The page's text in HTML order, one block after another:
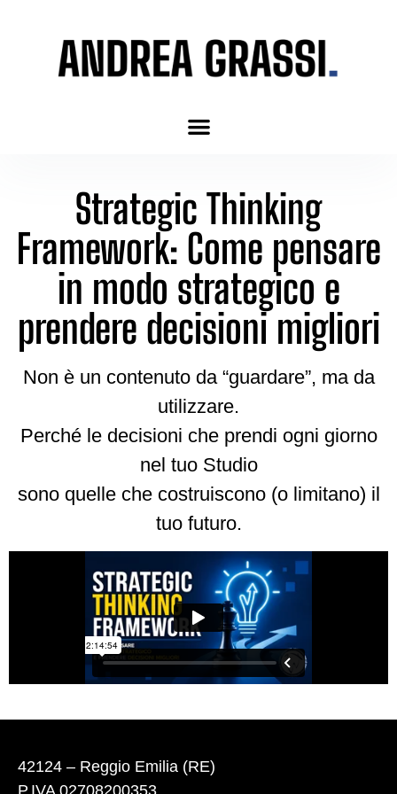
Strategic Thinking
Framework: Come pensare
in modo strategico e
prendere decisioni migliori
Non è un contenuto da “guardare”, ma da
utilizzare.
Perché le decisioni che prendi ogni giorno
nel tuo Studio
sono quelle che costruiscono (o limitano) il
tuo futuro.
42124 – Reggio Emilia (RE)
P.IVA 02708200353